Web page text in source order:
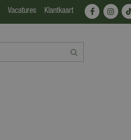
Vacatures Klantkaart